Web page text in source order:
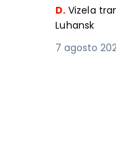
D. Vizela
Luhansk
7 agosto